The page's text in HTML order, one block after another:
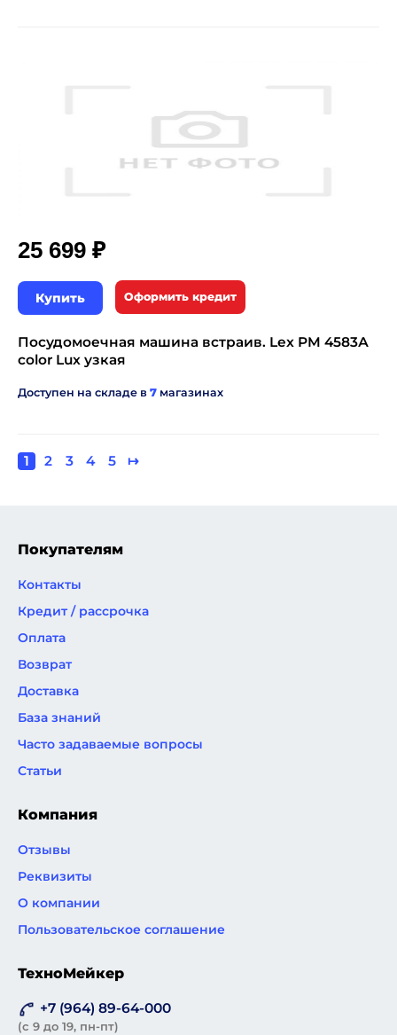
25 699 ₽
Купить Оформить кредит
Посудомоечная машина встраив. Lex PM 4583А
color Lux узкая
Доступен на складе в 7 магазинах
Нумерация
Текущая
1 Page
2 Page
3 Page
4 Page
5
Следующая
↦
Покупателям
Контакты
Кредит / рассрочка
Оплата
Возврат
Доставка
База знаний
Часто задаваемые вопросы
Статьи
Компания
Отзывы
Реквизиты
О компании
Пользовательское соглашение
ТехноМейкер
+7 (964) 89-64-000
(с 9 до 19, пн-пт)